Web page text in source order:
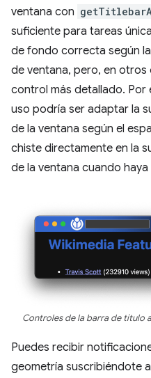
ventana con
suficiente para tareas
de fondo correcta según
de ventana, pero, en otros
control más detallado. Por
uso podría ser adaptar la
de la ventana según el
chiste directamente en la
de la ventana cuando
Controles de la barra de título
Puedes recibir
geometría suscribiéndote a